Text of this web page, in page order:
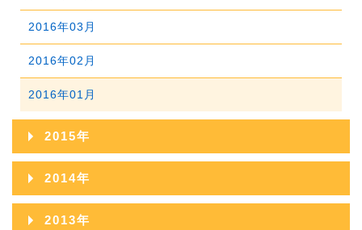
2018年01月
2016年03月
2016年02月
2016年01月
2015年
2015年12月
2015年11月
2014年
2014年12月
2013年